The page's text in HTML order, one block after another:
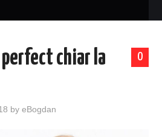
0
perfect chiar la
byeBogdan